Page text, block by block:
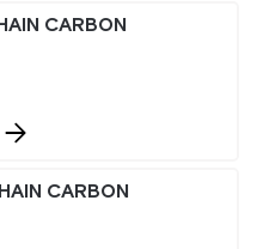
CARBON
CARBON